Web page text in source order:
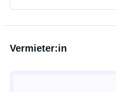
Vermieter:in